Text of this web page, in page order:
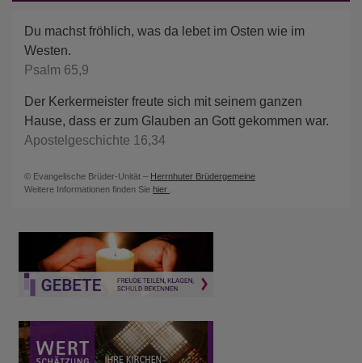
Du machst fröhlich, was da lebet im Osten wie im
Westen.
Psalm 65,9
Der Kerkermeister freute sich mit seinem ganzen
Hause, dass er zum Glauben an Gott gekommen war.
Apostelgeschichte 16,34
© Evangelische Brüder-Unität – Herrnhuter Brüdergemeine
Weitere Informationen finden Sie hier